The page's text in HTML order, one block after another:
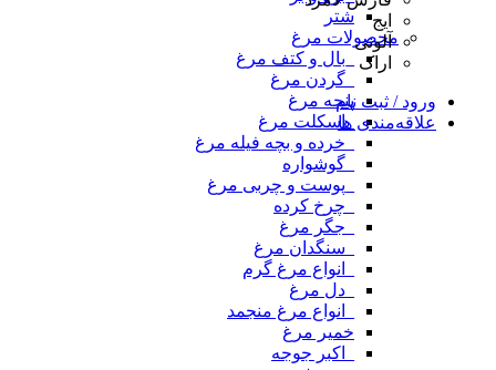
شتر
محصولات مرغ
_بال و کتف مرغ
_گردن مرغ
پنجه مرغ
_اسکلت مرغ
_خرده و بچه فیله مرغ
_گوشواره
_پوست و چربی مرغ
_چرخ کرده
_جگر مرغ
_سنگدان مرغ
_انواع مرغ گرم
_دل مرغ
_انواع مرغ منجمد
خمیر مرغ
_اکبر جوجه
ایج
آلونی
اراک
ورود / ثبت نام
علاقه‌مندی ها